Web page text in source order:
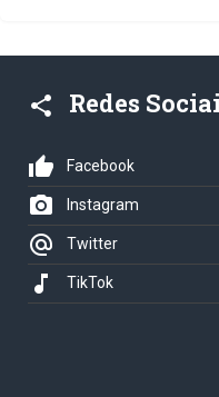
share Redes
thumb_up Facebook
photo_camera Instagram
alternate_email Twitter
music_note TikTok